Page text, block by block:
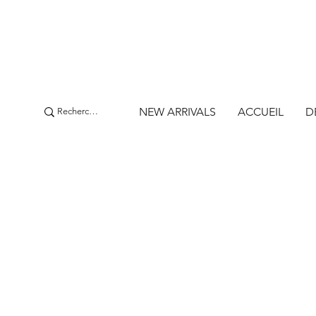
NEW ARRIVALS ACCUEIL